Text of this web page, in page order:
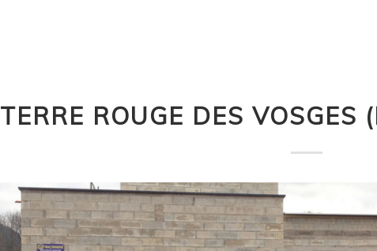
TERRE ROUGE DES VOSGES